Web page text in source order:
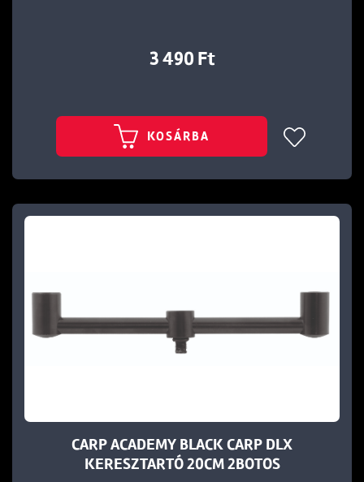
3 490 Ft
KOSÁRBA
CARP ACADEMY BLACK CARP DLX
KERESZTARTÓ 20CM 2BOTOS